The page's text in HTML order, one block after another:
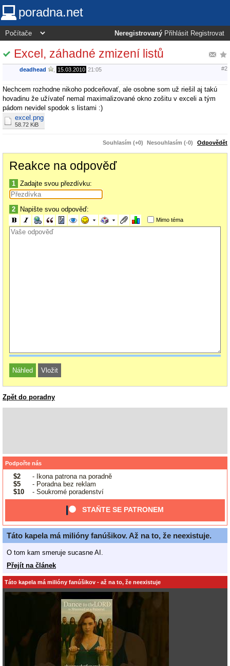
poradna.net
Neregistrovaný Přihlásit Registrovat
Excel, záhadné zmizení listů
deadhead 15.03.2010 21:05 #2
Nechcem rozhodne nikoho podceňovať, ale osobne som už riešil aj takú
hovadinu že užívateľ nemal maximalizované okno zošitu v exceli a tým
pádom nevidel spodok s listami :)
excel.png
58.72 KiB
Souhlasím (+0) Nesouhlasím (-0) Odpovědět
Reakce na odpověď
1 Zadajte svou přezdívku:
2 Napište svou odpověď:
Mimo téma
Zpět do poradny
Podpořte nás
$2
- Ikona patrona na poradně
$5
- Poradna bez reklam
$10
- Soukromé poradenství
STAŇTE SE PATRONEM
Táto kapela má milióny fanúšikov. Až na to, že neexistuje.
O tom kam smeruje sucasne AI.
Přejít na článek
Táto kapela má milióny fanúšikov - až na to, že neexistuje